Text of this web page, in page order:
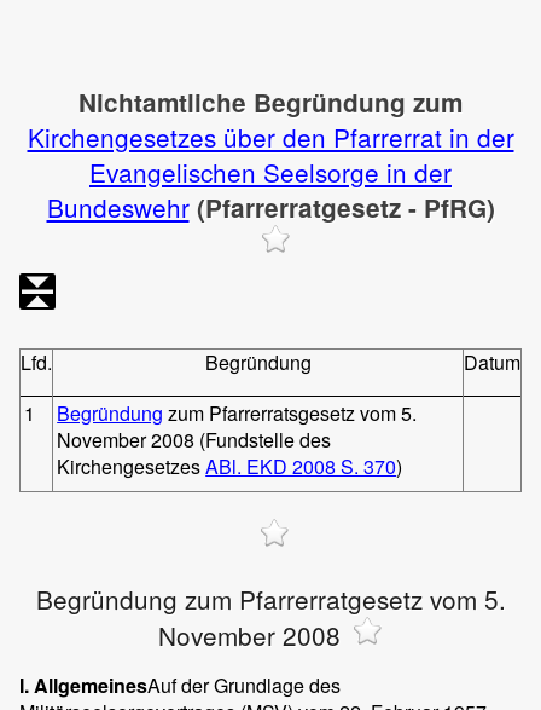
Nichtamtliche Begründung zum
Kirchengesetzes über den Pfarrerrat in der
Evangelischen Seelsorge in der
Bundeswehr(Pfarrerratgesetz - PfRG)
Lfd. Begründung
Datum
1
Begründung zum Pfarrerratsgesetz vom 5.
November 2008 (Fundstelle des
KirchengesetzesABl. EKD 2008 S. 370)
Begründung zum Pfarrerratgesetz vom 5.
November 2008
I. AllgemeinesAuf der Grundlage des